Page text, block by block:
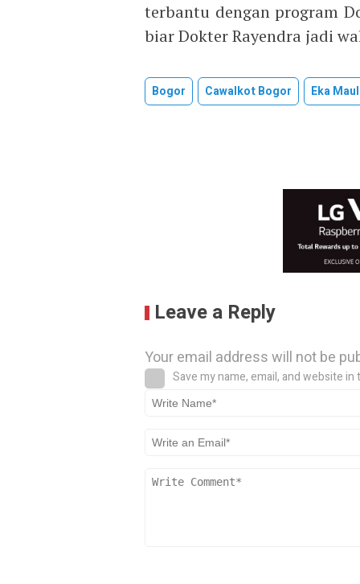
terbantu dengan program
biar Dokter Rayendra jadi
Bogor Cawalkot Bogor Eka
Leave a Reply
Your email address will not be
Save my name, email, and website